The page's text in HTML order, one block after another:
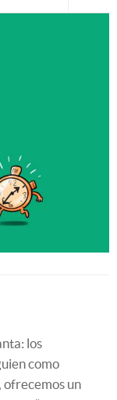
los
como
ofrecemos un